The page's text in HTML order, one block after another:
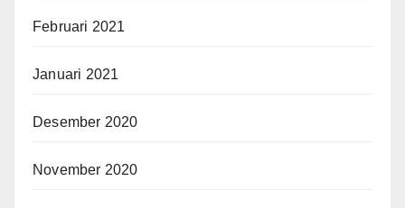
Februari 2021
Januari 2021
Desember 2020
November 2020